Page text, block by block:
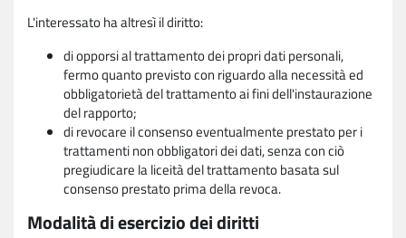
L'interessato ha altresì il diritto:
di opporsi al trattamento dei propri dati personali,
fermo quanto previsto con riguardo alla necessità ed
obbligatorietà del trattamento ai fini dell'instaurazione
del rapporto;
di revocare il consenso eventualmente prestato per i
trattamenti non obbligatori dei dati, senza con ciò
pregiudicare la liceità del trattamento basata sul
consenso prestato prima della revoca.
Modalità di esercizio dei diritti